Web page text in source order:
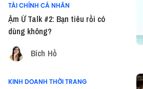
TÀI CHÍNH CÁ NHÂN
Ậm Ừ Talk #2: Bạn tiêu rồi có
dùng không?
Bích Hồ
KINH DOANH THỜI TRANG